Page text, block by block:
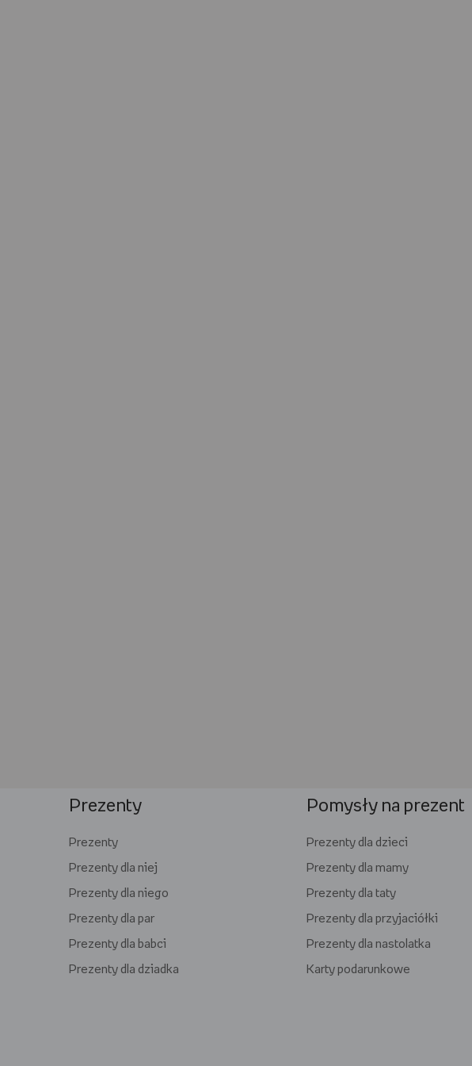
Prezenty
Prezenty
Prezenty dla niej
Prezenty dla niego
Prezenty dla par
Prezenty dla babci
Prezenty dla dziadka
Pomysły na prezent
Prezenty dla dzieci
Prezenty dla mamy
Prezenty dla taty
Prezenty dla przyjaciółki
Prezenty dla nastolatka
Karty podarunkowe